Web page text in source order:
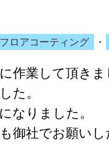
ロアコーティング ・
作業して頂き
た。
なりました。
御社でお願い